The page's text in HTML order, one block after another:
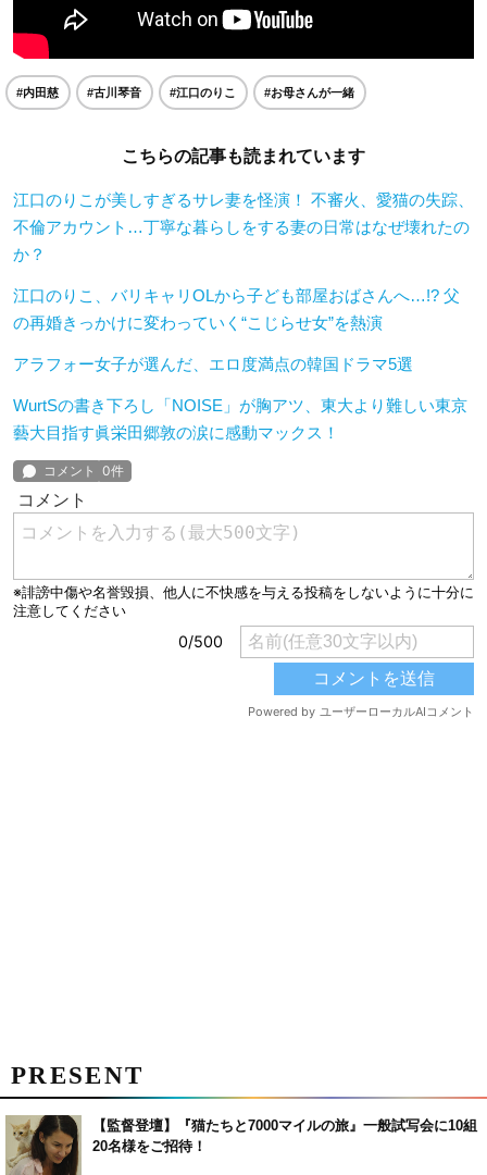
#内田慈 #古川琴音 #江口のりこ #お母さんが一緒
こちらの記事も読まれています
江口のりこが美しすぎるサレ妻を怪演！ 不審火、愛猫の失踪、
不倫アカウント…丁寧な暮らしをする妻の日常はなぜ壊れたの
か？
江口のりこ、バリキャリOLから子ども部屋おばさんへ…!? 父
の再婚きっかけに変わっていく“こじらせ女”を熱演
アラフォー女子が選んだ、エロ度満点の韓国ドラマ5選
WurtSの書き下ろし「NOISE」が胸アツ、東大より難しい東京
藝大目指す眞栄田郷敦の涙に感動マックス！
PRESENT
【監督登壇】『猫たちと7000マイルの旅』一般試写会に10組
20名様をご招待！